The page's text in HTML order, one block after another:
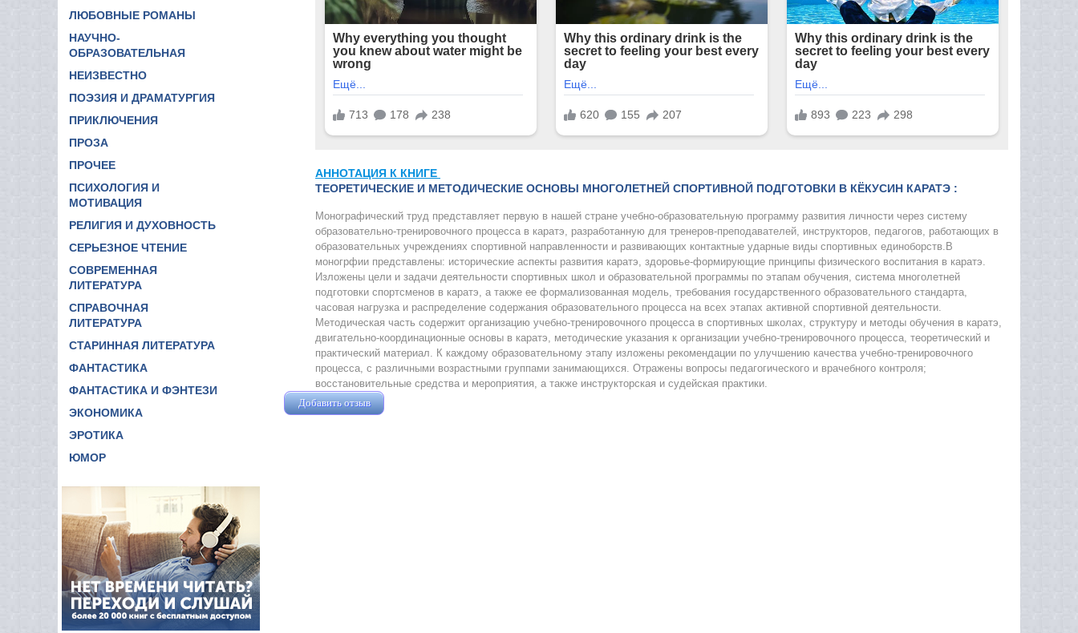
ЛЮБОВНЫЕ РОМАНЫ
НАУЧНО-
ОБРАЗОВАТЕЛЬНАЯ
НЕИЗВЕСТНО
ПОЭЗИЯ И ДРАМАТУРГИЯ
ПРИКЛЮЧЕНИЯ
ПРОЗА
ПРОЧЕЕ
ПСИХОЛОГИЯ И
МОТИВАЦИЯ
РЕЛИГИЯ И ДУХОВНОСТЬ
СЕРЬЕЗНОЕ ЧТЕНИЕ
СОВРЕМЕННАЯ
ЛИТЕРАТУРА
СПРАВОЧНАЯ
ЛИТЕРАТУРА
СТАРИННАЯ ЛИТЕРАТУРА
ФАНТАСТИКА
ФАНТАСТИКА И ФЭНТЕЗИ
ЭКОНОМИКА
ЭРОТИКА
ЮМОР
АННОТАЦИЯ К КНИГЕ
ТЕОРЕТИЧЕСКИЕ И МЕТОДИЧЕСКИЕ ОСНОВЫ МНОГОЛЕТНЕЙ СПОРТИВНОЙ ПОДГОТОВКИ В КЁКУСИН КАРАТЭ :
Монографический труд представляет первую в нашей стране учебно-образовательную программу развития личности через систему
образовательно-тренировочного процесса в каратэ, разработанную для тренеров-преподавателей, инструкторов, педагогов, работающих в
образовательных учреждениях спортивной направленности и развивающих контактные ударные виды спортивных единоборств.В
моногрфии представлены: исторические аспекты развития каратэ, здоровье-формирующие принципы физического воспитания в каратэ.
Изложены цели и задачи деятельности спортивных школ и образовательной программы по этапам обучения, система многолетней
подготовки спортсменов в каратэ, а также ее формализованная модель, требования государственного образовательного стандарта,
часовая нагрузка и распределение содержания образовательного процесса на всех этапах активной спортивной деятельности.
Методическая часть содержит организацию учебно-тренировочного процесса в спортивных школах, структуру и методы обучения в каратэ,
двигательно-координационные основы в каратэ, методические указания к организации учебно-тренировочного процесса, теоретический и
практический материал. К каждому образовательному этапу изложены рекомендации по улучшению качества учебно-тренировочного
процесса, с различными возрастными группами занимающихся. Отражены вопросы педагогического и врачебного контроля;
восстановительные средства и мероприятия, а также инструкторская и судейская практики.
Добавить отзыв